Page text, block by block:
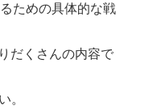
ための具体的な戦
だくさんの内容で
。